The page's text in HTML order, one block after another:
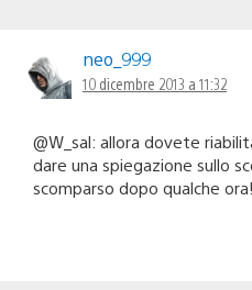
neo_999
10 dicembre 2013 a 11:32
@W_sal: allora dovete
dare una spiegazione sullo
scomparso dopo qualche